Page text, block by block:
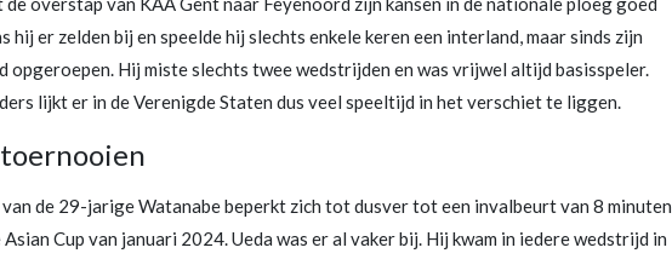
hij er zelden bij en speelde hij slechts enkele keren een interland, maar sinds zijn
Hij miste slechts twee wedstrijden en was vrijwel altijd basisspeler.
lijkt er in de Verenigde Staten dus veel speeltijd in het verschiet te liggen.
de 29-jarige Watanabe beperkt zich tot dusver tot een invalbeurt van 8 minuten
Cup van januari 2024. Ueda was er al vaker bij. Hij kwam in iedere wedstrijd in